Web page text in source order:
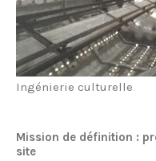
Ingénierie culturelle
Mission de définition :
site